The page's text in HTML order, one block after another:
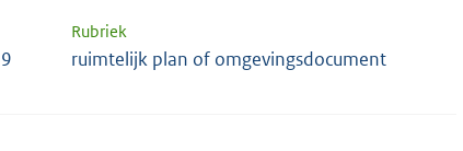
Rubriek
ruimtelijk plan of omgevingsdocument